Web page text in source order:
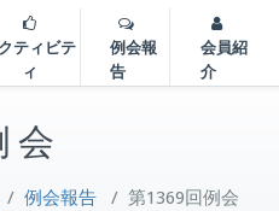
ティビテ
ィ
例会報
告
会員紹
介
会
/ 例会報告 / 第1369回例会